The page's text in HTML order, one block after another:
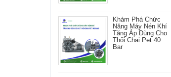
Khám Phá Chức
Năng Máy Nén Khí
Tăng Áp Dùng Cho
Thổi Chai Pet 40
Bar